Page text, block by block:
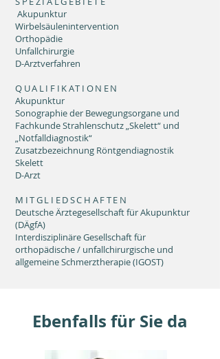
Akupunktur
Wirbelsäulenintervention
Orthopädie
Unfallchirurgie
D-Arztverfahren
QUALIFIKATIONEN
Akupunktur
Sonographie der Bewegungsorgane und
Fachkunde Strahlenschutz „Skelett“ und
„Notfalldiagnostik“
Zusatzbezeichnung Röntgendiagnostik
Skelett
D-Arzt
MITGLIEDSCHAFTEN
Deutsche Ärztegesellschaft für Akupunktur
(DÄgfA)
Interdisziplinäre Gesellschaft für
orthopädische / unfallchirurgische und
allgemeine Schmerztherapie (IGOST)
Ebenfalls für Sie da